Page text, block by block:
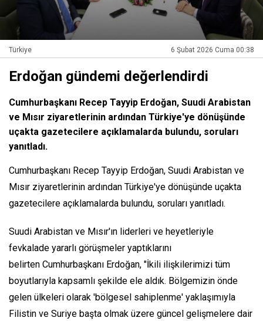
Türkiye 6 Şubat 2026 Cuma 00:38
Erdoğan gündemi değerlendirdi
Cumhurbaşkanı Recep Tayyip Erdoğan, Suudi Arabistan
ve Mısır ziyaretlerinin ardından Türkiye'ye dönüşünde
uçakta gazetecilere açıklamalarda bulundu, soruları
yanıtladı.
Cumhurbaşkanı Recep Tayyip Erdoğan, Suudi Arabistan ve
Mısır ziyaretlerinin ardından Türkiye'ye dönüşünde uçakta
gazetecilere açıklamalarda bulundu, soruları yanıtladı.
Suudi Arabistan ve Mısır'ın liderleri ve heyetleriyle
fevkalade yararlı görüşmeler yaptıklarını
belirten Cumhurbaşkanı Erdoğan, "İkili ilişkilerimizi tüm
boyutlarıyla kapsamlı şekilde ele aldık. Bölgemizin önde
gelen ülkeleri olarak 'bölgesel sahiplenme' yaklaşımıyla
Filistin ve Suriye başta olmak üzere güncel gelişmelere dair